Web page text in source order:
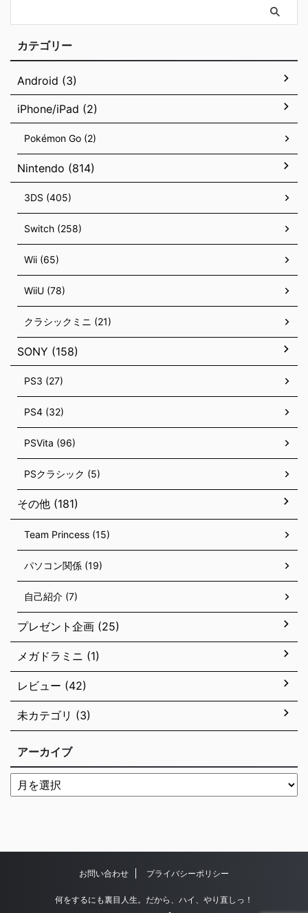
カテゴリー
Android (3)
iPhone/iPad (2)
Pokémon Go (2)
Nintendo (814)
3DS (405)
Switch (258)
Wii (65)
WiiU (78)
クラシックミニ (21)
SONY (158)
PS3 (27)
PS4 (32)
PSVita (96)
PSクラシック (5)
その他 (181)
Team Princess (15)
パソコン関係 (19)
自己紹介 (7)
プレゼント企画 (25)
メガドラミニ (1)
レビュー (42)
未カテゴリ (3)
アーカイブ
お問い合わせ プライバシーポリシー
何をするにも裏目人生。だから、ハイ、やり直しっ！